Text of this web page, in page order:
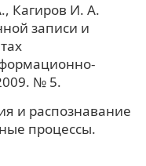
Кагиров И. А.
записи и
№ 5.
и распознавание
процессы.